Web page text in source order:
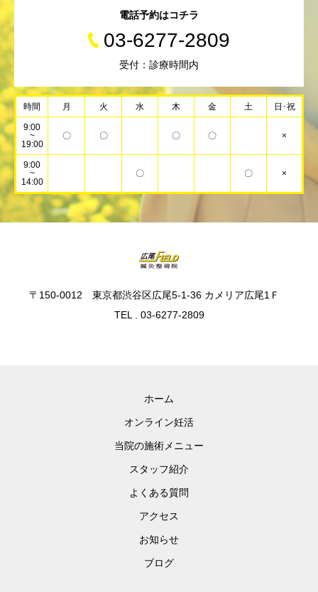
電話予約はコチラ
03-6277-2809
受付：診療時間内
時間 月 火 水 木 金 土 日･祝
9:00
~
19:00
〇 〇 〇 〇 ×
9:00
~
14:00
〇 〇 ×
〒150-0012 東京都渋谷区広尾5-1-36 カメリア広尾1Ｆ
TEL . 03-6277-2809
ホーム
オンライン妊活
当院の施術メニュー
スタッフ紹介
よくある質問
アクセス
お知らせ
ブログ